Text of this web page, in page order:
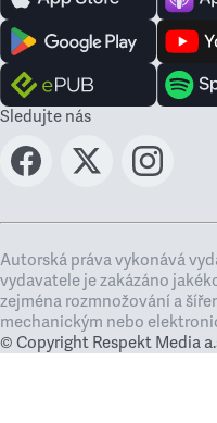
Sledujte nás
Autorská práva vykonává
vydavatele je zakázáno
zejména rozmnožování a
mechanickým nebo
© Copyright Respekt Media